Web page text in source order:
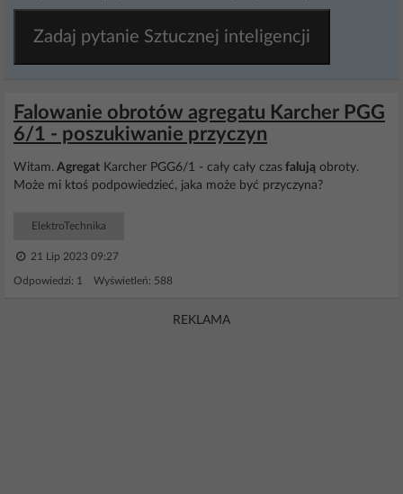
Zadaj pytanie Sztucznej inteligencji
Falowanie obrotów agregatu Karcher PGG
6/1 - poszukiwanie przyczyn
Witam. Agregat Karcher PGG6/1 - cały cały czas falują obroty.
Może mi ktoś podpowiedzieć, jaka może być przyczyna?
ElektroTechnika
21 Lip 2023 09:27
Odpowiedzi: 1 Wyświetleń: 588
REKLAMA